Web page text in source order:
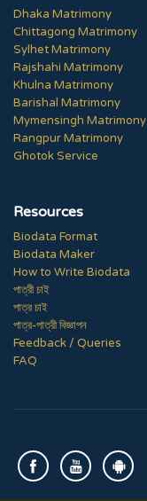
Dhaka Matrimony
Chittagong Matrimony
Sylhet Matrimony
Rajshahi Matrimony
Khulna Matrimony
Barishal Matrimony
Mymensingh Matrimony
Rangpur Matrimony
Ghotok Service
Resources
Biodata Format
Biodata Maker
How to Write Biodata
পাত্রী চাই
পাত্র চাই
পাত্র-পাত্রী বিজ্ঞাপন
Feedback / Queries
FAQ